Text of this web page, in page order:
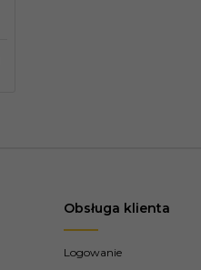
Obsługa klienta
Logowanie